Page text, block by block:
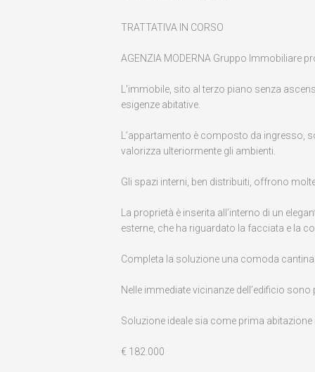
TRATTATIVA IN CORSO
AGENZIA MODERNA Gruppo Immobiliare
L'immobile, sito al terzo piano senza
esigenze abitative.
L’appartamento è composto da ingresso,
valorizza ulteriormente gli ambienti.
Gli spazi interni, ben distribuiti, offrono
La proprietà è inserita all’interno di un
esterne, che ha riguardato la facciata e la
Completa la soluzione una comoda
Nelle immediate vicinanze dell’edificio
Soluzione ideale sia come prima
€ 182.000